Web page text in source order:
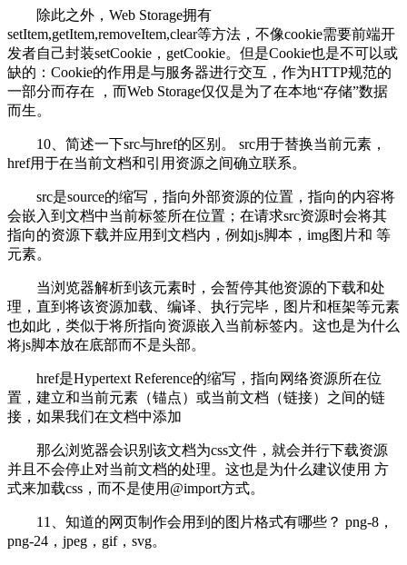
除此之外，Web Storage拥有
setItem,getItem,removeItem,clear等方法，不像cookie需要前端开
发者自己封装setCookie，getCookie。但是Cookie也是不可以或
缺的：Cookie的作用是与服务器进行交互，作为HTTP规范的
一部分而存在 ，而Web Storage仅仅是为了在本地“存储”数据
而生。
10、简述一下src与href的区别。 src用于替换当前元素，
href用于在当前文档和引用资源之间确立联系。
src是source的缩写，指向外部资源的位置，指向的内容将
会嵌入到文档中当前标签所在位置；在请求src资源时会将其
指向的资源下载并应用到文档内，例如js脚本，img图片和 等
元素。
当浏览器解析到该元素时，会暂停其他资源的下载和处
理，直到将该资源加载、编译、执行完毕，图片和框架等元素
也如此，类似于将所指向资源嵌入当前标签内。这也是为什么
将js脚本放在底部而不是头部。
href是Hypertext Reference的缩写，指向网络资源所在位
置，建立和当前元素（锚点）或当前文档（链接）之间的链
接，如果我们在文档中添加
那么浏览器会识别该文档为css文件，就会并行下载资源
并且不会停止对当前文档的处理。这也是为什么建议使用 方
式来加载css，而不是使用@import方式。
11、知道的网页制作会用到的图片格式有哪些？ png-8，
png-24，jpeg，gif，svg。